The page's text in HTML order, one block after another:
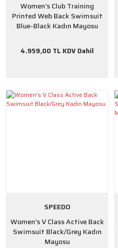
Women's Club Training
Printed Web Back Swimsuit
Blue-Black Kadın Mayosu
4.959,00 TL KDV Dahil
SPEEDO
Women's V Class Active Back
Swimsuit Black/Grey Kadın
Mayosu